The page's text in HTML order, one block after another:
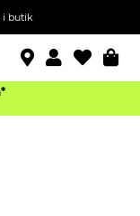
i butik